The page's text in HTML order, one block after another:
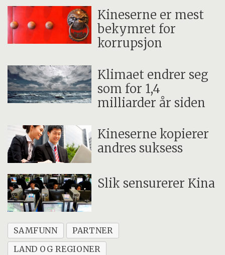
Kineserne er mest
bekymret for
korrupsjon
Klimaet endrer seg
som for 1,4
milliarder år siden
Kineserne kopierer
andres suksess
Slik sensurerer Kina
SAMFUNN
PARTNER
LAND OG REGIONER